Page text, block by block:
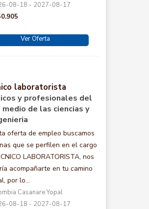
08-18 - 2027-08-17
Ver Oferta
laboratorista
y profesionales del
de las ciencias y
oferta de empleo buscamos
que se perfilen en el cargo
LABORATORISTA, nos
acompañarte en tu camino
por lo...
Casanare Yopal
08-18 - 2027-08-17